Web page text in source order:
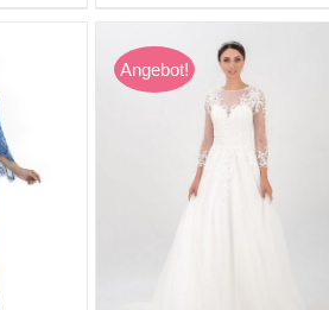
Angebot!